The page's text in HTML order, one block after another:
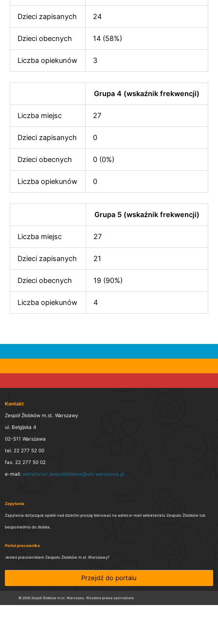
Dzieci zapisanych 24
Dzieci obecnych 14 (58%)
Liczba opiekunów 3
Grupa 4 (wskaźnik frekwencji)
Liczba miejsc 27
Dzieci zapisanych 0
Dzieci obecnych 0 (0%)
Liczba opiekunów 0
Grupa 5 (wskaźnik frekwencji)
Liczba miejsc 27
Dzieci zapisanych 21
Dzieci obecnych 19 (90%)
Liczba opiekunów 4
Kontakt
Zespół Żłobków m.st. Warszawy
ul. Belgijska 4
02-511 Warszawa
tel. 22 277 52 00
fax. 22 277 50 02
e-mail: sekretariat.zespolzlobkow@um.warszawa.pl
Zapytania
Zapytania dotyczące opieki nad dziećmi proszę kierować na adres e-mail sekretariatu Zespołu Żłobków lub
bezpośrednio do żłobka.
Portal pracownika
Jesteś pracownikiem Zespołu Żłobków m.st. Warszawy?
Przejdź do portalu
© 2026 Zespół Żłobków m.st. Warszawy. Wszelkie prawa zastrzeżone